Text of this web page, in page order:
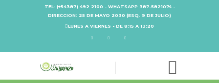
TEL: (+54387) 492 2100 - WHATSAPP 387-5821074 -
DIRECCION: 25 DE MAYO 2030 (ESQ. 9 DE JULIO)
LUNES A VIERNES - DE 8:15 A 13:20